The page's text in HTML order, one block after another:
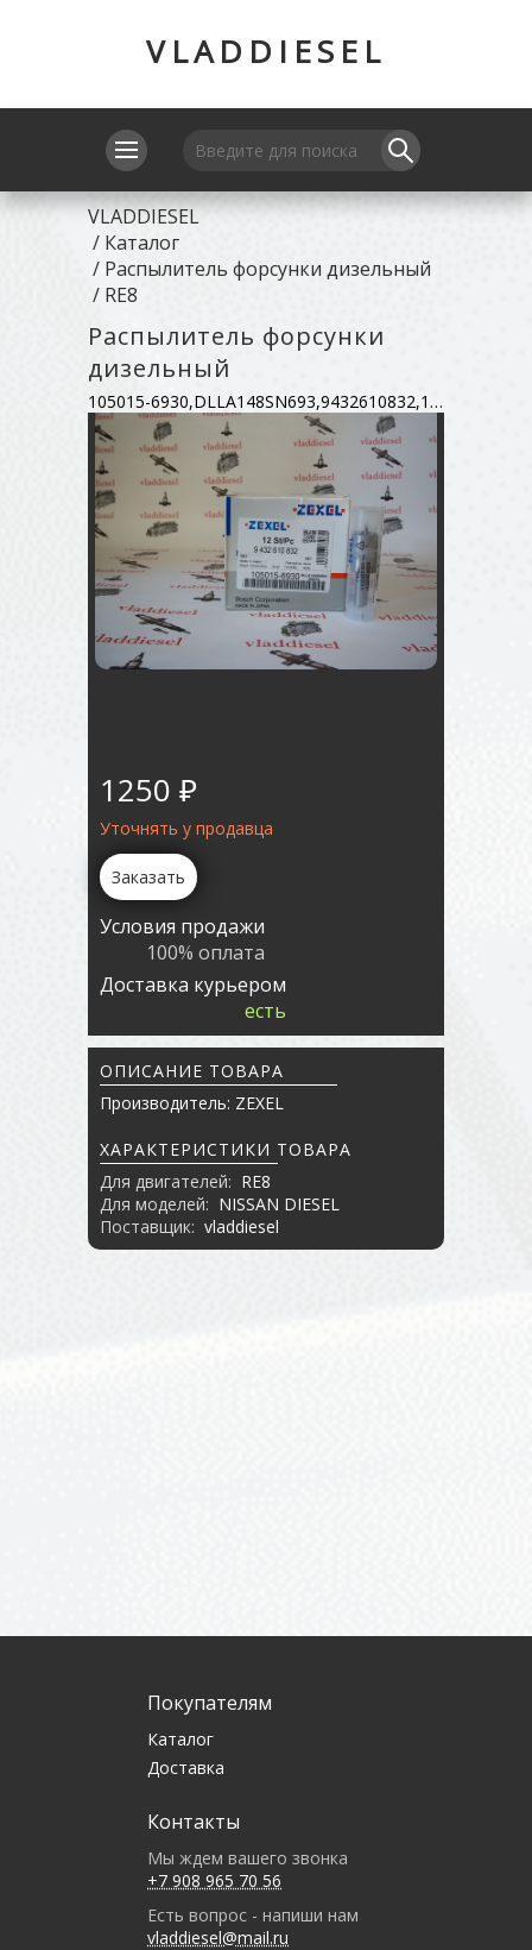
VLADDIESEL
VLADDIESEL
/ Каталог
/ Распылитель форсунки дизельный
/ RE8
Распылитель форсунки
дизельный
105015-6930,DLLA148SN693,9432610832,16620-97060
1250 ₽
Уточнять у продавца
Заказать
Условия продажи
100% оплата
Доставка курьером
есть
ОПИСАНИЕ ТОВАРА
Производитель: ZEXEL
ХАРАКТЕРИСТИКИ ТОВАРА
Для двигателей: RE8
Для моделей: NISSAN DIESEL
Поставщик: vladdiesel
Покупателям
Каталог
Доставка
Контакты
Мы ждем вашего звонка
+7 908 965 70 56
Есть вопрос - напиши нам
vladdiesel@mail.ru